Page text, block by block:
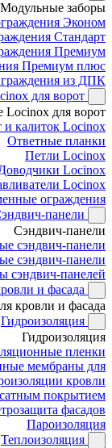
Модульные заборы
Эконом
Стандарт
Премиум
Премиум плюс
из ДПК
для ворот
для ворот
и калиток Locinox
Ответные планки
Петли Locinox
Locinox
Locinox
ограждения
панели
Сэндвич-панели
сэндвич-панели
сэндвич-панели
сэндвич-панелей
и фасада
кровли и фасада
Гидроизоляция
Гидроизоляция
пленки
мембраны для
кровли
покрытием
фасадов
Пароизоляция
Теплоизоляция